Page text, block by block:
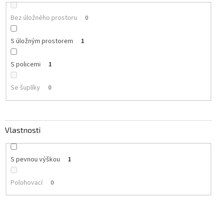
Bez úložného prostoru 0
S úložným prostorem 1
S policemi 1
Se šuplíky 0
Vlastnosti
S pevnou výškou 1
Polohovací 0